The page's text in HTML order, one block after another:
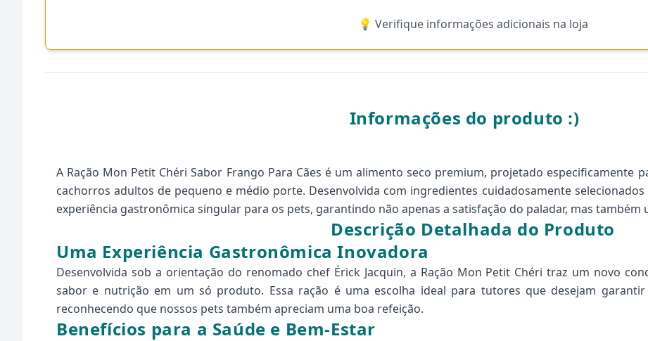
💡 Verifique informações adicionais na loja
Informações do produto :)
A Ração Mon Petit Chéri Sabor Frango Para Cães é um alimento seco premium, projetado especificamente
cachorros adultos de pequeno e médio porte. Desenvolvida com ingredientes cuidadosamente
experiência gastronômica singular para os pets, garantindo não apenas a satisfação do paladar, mas também
Descrição Detalhada do Produto
Uma Experiência Gastronômica Inovadora
Desenvolvida sob a orientação do renomado chef Érick Jacquin, a Ração Mon Petit Chéri traz um novo
sabor e nutrição em um só produto. Essa ração é uma escolha ideal para tutores que desejam
reconhecendo que nossos pets também apreciam uma boa refeição.
Benefícios para a Saúde e Bem-Estar